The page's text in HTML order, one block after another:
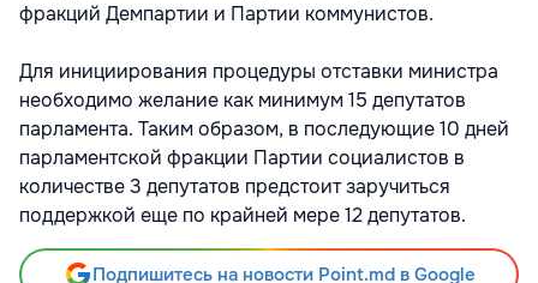
фракций Демпартии и Партии коммунистов.
Для инициирования процедуры отставки министра
необходимо желание как минимум 15 депутатов
парламента. Таким образом, в последующие 10 дней
парламентской фракции Партии социалистов в
количестве 3 депутатов предстоит заручиться
поддержкой еще по крайней мере 12 депутатов.
Подпишитесь на новости Point.md в Google